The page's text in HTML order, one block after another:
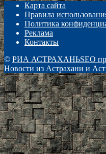
Карта сайта
Правила
Политика
Реклама
Контакты
© РИА АСТРАХАНЬSEO
Новости из Астрахани и